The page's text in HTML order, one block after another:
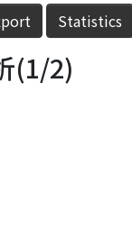
Statistics
(1/2)